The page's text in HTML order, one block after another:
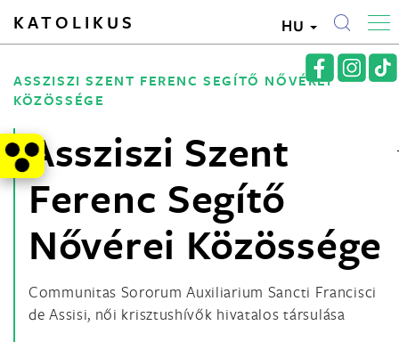
KATOLIKUS HU
ASSZISZI SZENT FERENC SEGÍTŐ NŐVÉREI
KÖZÖSSÉGE
Assziszi Szent
Ferenc Segítő
Nővérei Közössége
Communitas Sororum Auxiliarium Sancti Francisci
de Assisi, női krisztushívők hivatalos társulása